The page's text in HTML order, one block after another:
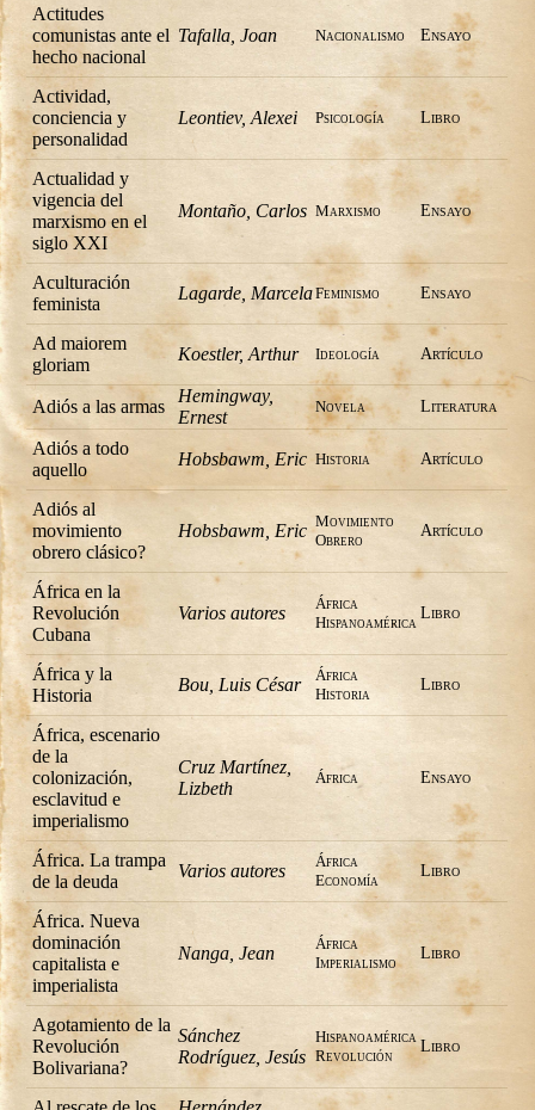
Actitudes
comunistas ante el
hecho nacional
Tafalla, Joan Nacionalismo Ensayo
Actividad,
conciencia y
personalidad
Leontiev, Alexei Psicología Libro
Actualidad y
vigencia del
marxismo en el
siglo XXI
Montaño, Carlos Marxismo Ensayo
Aculturación
feminista
Lagarde, MarcelaFeminismo Ensayo
Ad maiorem
gloriam
Koestler, Arthur Ideología Artí­culo
Adiós a las armas
Hemingway,
Ernest
Novela Literatura
Adiós a todo
aquello
Hobsbawm, Eric Historia Artí­culo
Adiós al
movimiento
obrero clásico?
Hobsbawm, Eric Movimiento
Obrero
Artí­culo
África en la
Revolución
Cubana
Varios autores
África
Hispanoamérica
Libro
África y la
Historia
Bou, Luis César
África
Historia
Libro
África, escenario
de la
colonización,
esclavitud e
imperialismo
Cruz Martínez,
Lizbeth
África Ensayo
África. La trampa
de la deuda
Varios autores
África
Economía
Libro
África. Nueva
dominación
capitalista e
imperialista
Nanga, Jean
África
Imperialismo
Libro
Agotamiento de la
Revolución
Bolivariana?
Sánchez
Rodríguez, Jesús
Hispanoamérica
Revolución
Libro